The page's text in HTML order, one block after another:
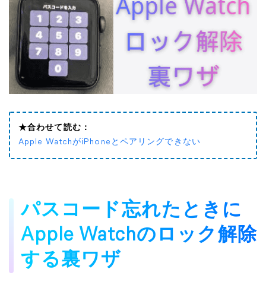
★合わせて読む：
Apple WatchがiPhoneとペアリングできない
パスコード忘れたときに
Apple Watchのロック解除
する裏ワザ